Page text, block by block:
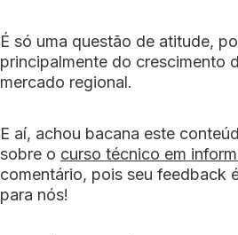
É só uma questão de atitude,
principalmente do crescimento
mercado regional.
E aí, achou bacana este
sobre o curso técnico em
comentário, pois seu feedback
para nós!